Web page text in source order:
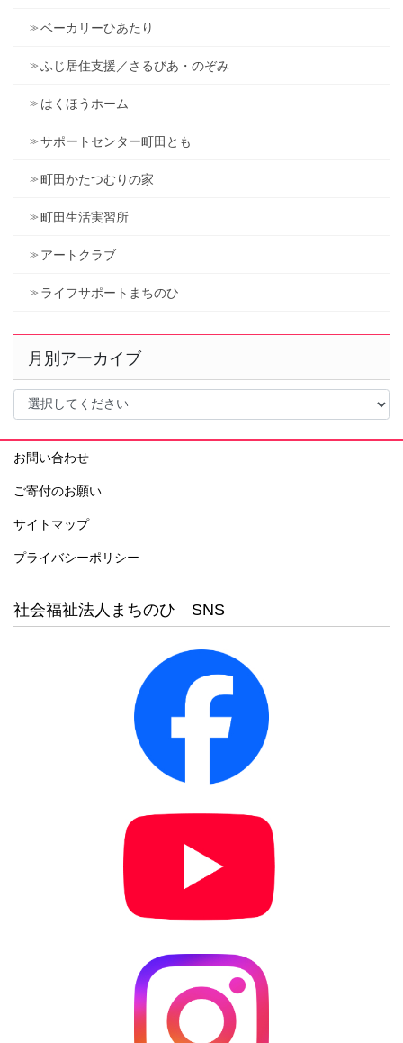
ベーカリーひあたり
ふじ居住支援／さるびあ・のぞみ
はくほうホーム
サポートセンター町田とも
町田かたつむりの家
町田生活実習所
アートクラブ
ライフサポートまちのひ
月別アーカイブ
お問い合わせ
ご寄付のお願い
サイトマップ
プライバシーポリシー
社会福祉法人まちのひ SNS